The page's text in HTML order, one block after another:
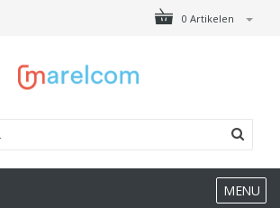
0 Artikelen
MENU